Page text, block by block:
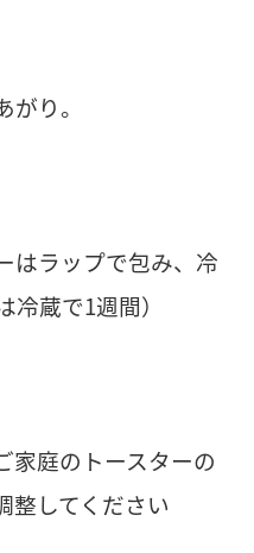
り。
はラップで包み、冷
蔵で1週間）
庭のトースターの
整してください